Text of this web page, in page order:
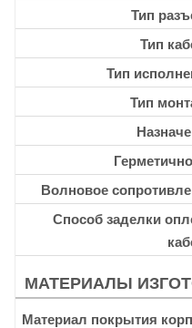
Тип
Тип
Тип
Тип
Волновое
Способ заделки
МАТЕРИАЛЫ
Материал покрытия